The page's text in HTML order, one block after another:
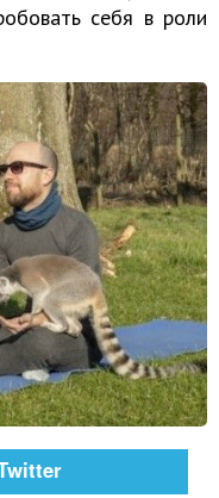
себя в роли